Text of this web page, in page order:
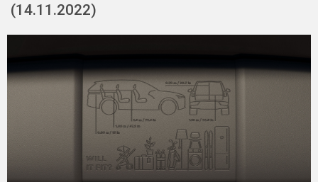
(14.11.2022)